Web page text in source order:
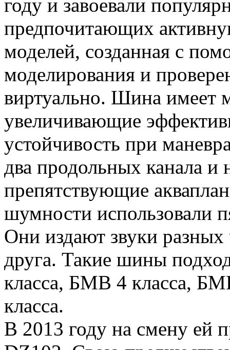
году и завоевали
предпочитающих
моделей, созданная с
моделирования и
виртуально. Шина имеет
увеличивающие
устойчивость при
два продольных канала и
препятствующие
шумности использовали
Они издают звуки разных
друга. Такие шины
класса, БМВ 4 класса,
класса.
В 2013 году на смену ей